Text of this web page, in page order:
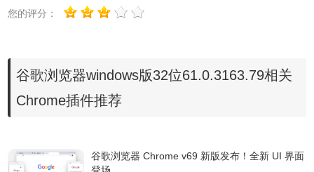
保证计算机安全。
近搜索过的内容同步到手机或平板电脑上，反之亦然。这意
味着您可将自己在 Chrome 中的内容和设置同步到所有的设
您的评分：
谷歌浏览器windows版32位61.0.3163.79相关
Chrome插件推荐
谷歌浏览器 Chrome v69 新版发布！全新 UI 界面